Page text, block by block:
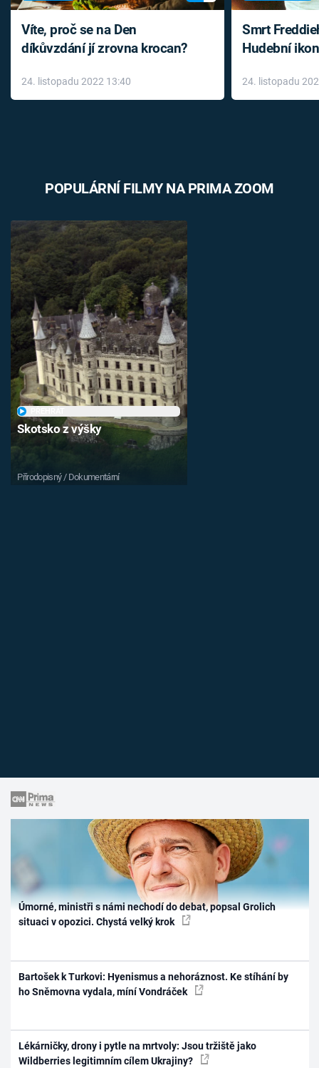
Víte, proč se na Den
díkůvzdání jí zrovna krocan?
24. listopadu 2022 13:40
Smrt
Hudební
léky
24. listopadu
POPULÁRNÍ FILMY NA PRIMA ZOOM
Skotsko z výšky
Přírodopisný / Dokumentární
Úmorné, ministři s námi nechodí do debat, popsal Grolich
situaci v opozici. Chystá velký krok
Bartošek k Turkovi: Hyenismus a nehoráznost. Ke stíhání by
ho Sněmovna vydala, míní Vondráček
Lékárničky, drony i pytle na mrtvoly: Jsou tržiště jako
Wildberries legitimním cílem Ukrajiny?